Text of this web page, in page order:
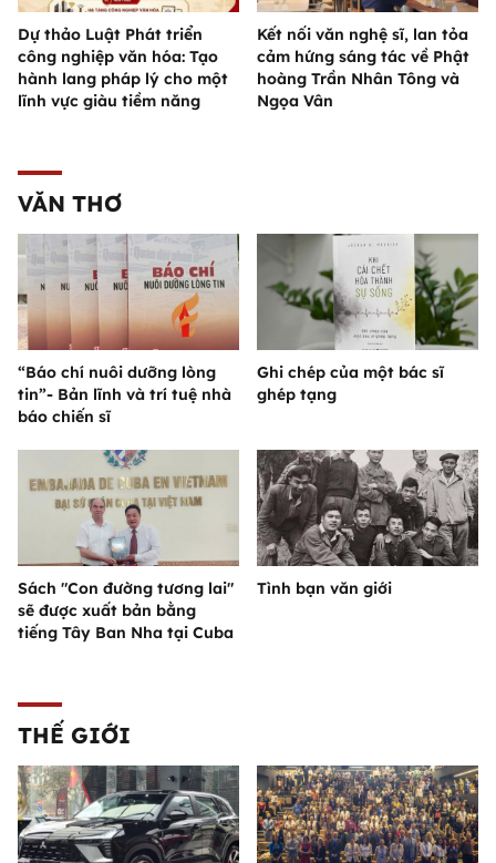
Dự thảo Luật Phát triển
công nghiệp văn hóa: Tạo
hành lang pháp lý cho một
lĩnh vực giàu tiềm năng
Kết nối văn nghệ sĩ, lan tỏa
cảm hứng sáng tác về Phật
hoàng Trần Nhân Tông và
Ngọa Vân
VĂN THƠ
“Báo chí nuôi dưỡng lòng
tin”- Bản lĩnh và trí tuệ nhà
báo chiến sĩ
Ghi chép của một bác sĩ
ghép tạng
Sách "Con đường tương lai"
sẽ được xuất bản bằng
tiếng Tây Ban Nha tại Cuba
Tình bạn văn giới
THẾ GIỚI